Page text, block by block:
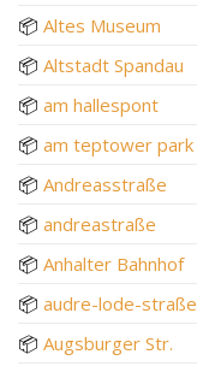
📦 Altes Museum
📦 Altstadt Spandau
📦 am hallespont
📦 am teptower park
📦 Andreasstraße
📦 andreastraße
📦 Anhalter Bahnhof
📦 audre-lode-straße
📦 Augsburger Str.